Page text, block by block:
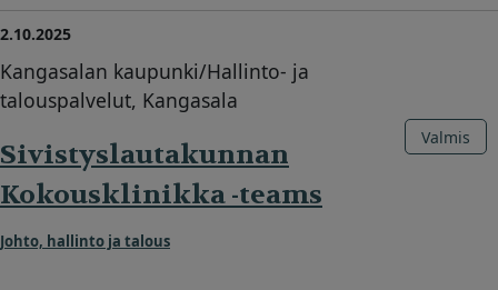
2.10.2025
Kangasalan kaupunki/Hallinto- ja
talouspalvelut, Kangasala
Sivistyslautakunnan
Kokousklinikka -teams
Johto, hallinto ja talous
Valmis